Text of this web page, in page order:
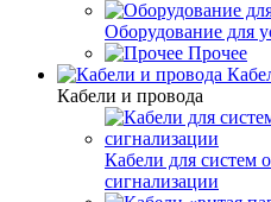
Оборудование для
Прочее
Кабели и провода
Кабели для систем
сигнализации